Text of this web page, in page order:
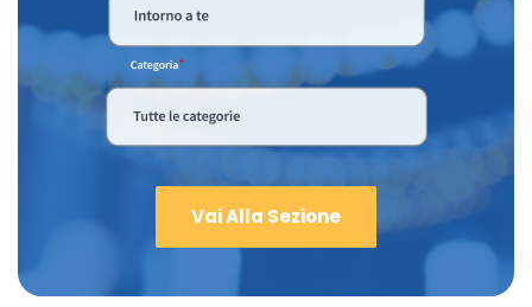
Vai Alla Sezione